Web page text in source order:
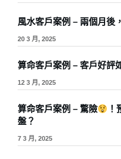
風水客戶案例 – 兩個月後
20 3 月, 2025
算命客戶案例 – 客戶好評
12 3 月, 2025
算命客戶案例 – 驚險
盤？
7 3 月, 2025